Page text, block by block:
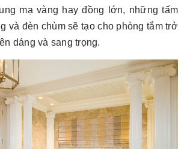
mạ vàng hay đồng lớn, những tấm
và đèn chùm sẽ tạo cho phòng tắm trở
dáng và sang trọng.